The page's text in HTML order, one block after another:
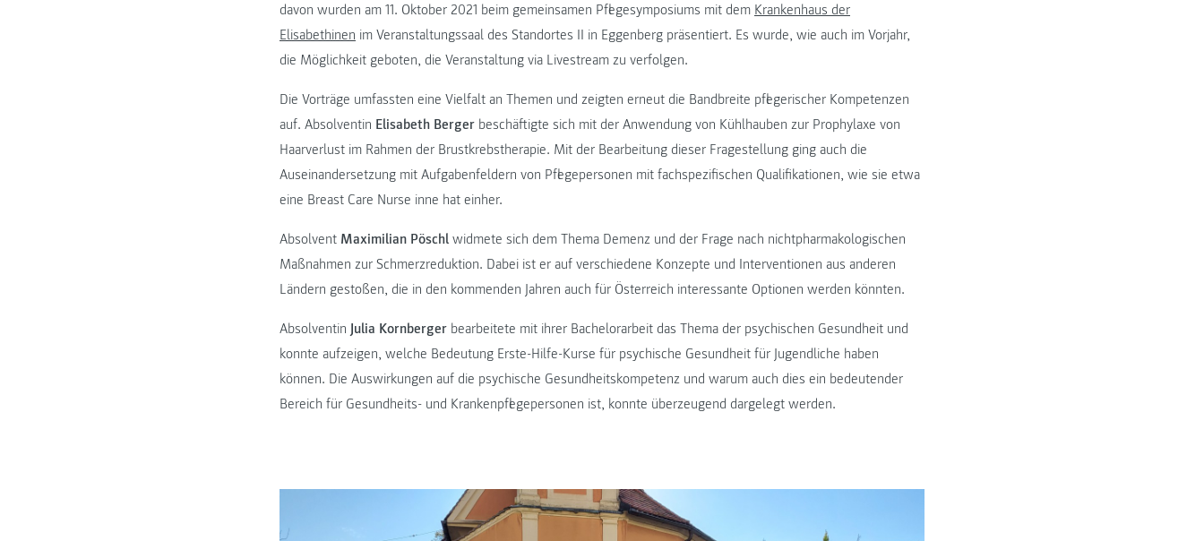
davon wurden am 11. Oktober 2021 beim gemeinsamen Pflegesymposiums mit dem Krankenhaus der
Elisabethinen im Veranstaltungssaal des Standortes II in Eggenberg präsentiert. Es wurde, wie auch im Vorjahr,
die Möglichkeit geboten, die Veranstaltung via Livestream zu verfolgen.
Die Vorträge umfassten eine Vielfalt an Themen und zeigten erneut die Bandbreite pflegerischer Kompetenzen
auf. Absolventin Elisabeth Berger beschäftigte sich mit der Anwendung von Kühlhauben zur Prophylaxe von
Haarverlust im Rahmen der Brustkrebstherapie. Mit der Bearbeitung dieser Fragestellung ging auch die
Auseinandersetzung mit Aufgabenfeldern von Pflegepersonen mit fachspezifischen Qualifikationen, wie sie etwa
eine Breast Care Nurse inne hat einher.
Absolvent Maximilian Pöschl widmete sich dem Thema Demenz und der Frage nach nichtpharmakologischen
Maßnahmen zur Schmerzreduktion. Dabei ist er auf verschiedene Konzepte und Interventionen aus anderen
Ländern gestoßen, die in den kommenden Jahren auch für Österreich interessante Optionen werden könnten.
Absolventin Julia Kornberger bearbeitete mit ihrer Bachelorarbeit das Thema der psychischen Gesundheit und
konnte aufzeigen, welche Bedeutung Erste-Hilfe-Kurse für psychische Gesundheit für Jugendliche haben
können. Die Auswirkungen auf die psychische Gesundheitskompetenz und warum auch dies ein bedeutender
Bereich für Gesundheits- und Krankenpflegepersonen ist, konnte überzeugend dargelegt werden.